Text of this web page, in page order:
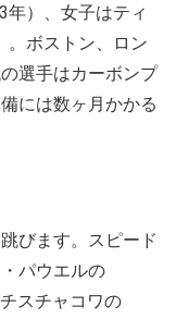
年）、女子はティ
。ボストン、ロン
選手はカーボンプ
には数ヶ月かかる
びます。スピード
パウエルの
スチャコワの